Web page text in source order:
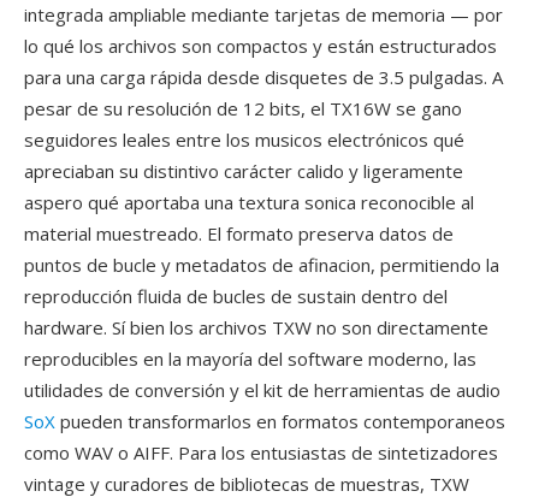
integrada ampliable mediante tarjetas de memoria — por
lo qué los archivos son compactos y están estructurados
para una carga rápida desde disquetes de 3.5 pulgadas. A
pesar de su resolución de 12 bits, el TX16W se gano
seguidores leales entre los musicos electrónicos qué
apreciaban su distintivo carácter calido y ligeramente
aspero qué aportaba una textura sonica reconocible al
material muestreado. El formato preserva datos de
puntos de bucle y metadatos de afinacion, permitiendo la
reproducción fluida de bucles de sustain dentro del
hardware. Sí bien los archivos TXW no son directamente
reproducibles en la mayoría del software moderno, las
utilidades de conversión y el kit de herramientas de audio
SoX pueden transformarlos en formatos contemporaneos
como WAV o AIFF. Para los entusiastas de sintetizadores
vintage y curadores de bibliotecas de muestras, TXW